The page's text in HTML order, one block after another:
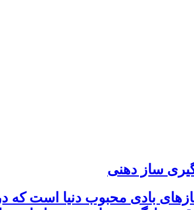
ساز دهنی
بادی محبوب دنیا است